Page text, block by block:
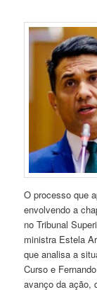
O processo que
envolvendo a
no Tribunal
ministra Estela
que analisa a
Curso e
avanço da ação,